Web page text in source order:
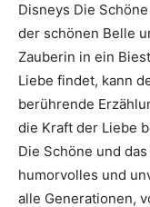
Disneys Die
der schönen Belle
Zauberin in ein
Liebe findet, kann
berührende
die Kraft der Liebe
Die Schöne und
humorvolles und
alle Generationen,